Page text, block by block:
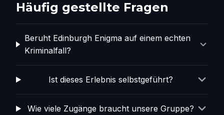
Häufig gestellte Fragen
Beruht Edinburgh Enigma auf einem echten
Kriminalfall?
Ist dieses Erlebnis selbstgeführt?
Wie viele Zugänge braucht unsere Gruppe?